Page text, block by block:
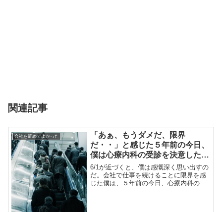
関連記事
会社を辞めてよかった
「あぁ、もうダメだ、限界
だ・・」と感じた５年前の今日、
僕は心療内科の受診を決意したの
だった
6/1が近づくと、僕は感慨深く思い出すの
だ。会社で仕事を続けることに限界を感
じた僕は、５年前の今日、心療内科の再